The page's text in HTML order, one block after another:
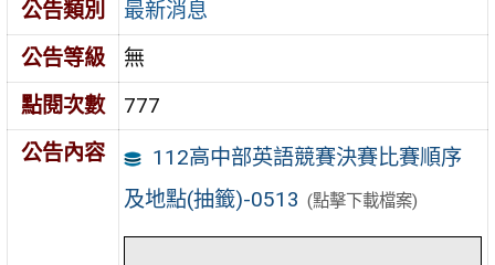
公告類別
最新消息
公告等級
無
點閱次數
777
公告內容
112高中部英語競賽決賽比賽順序
及地點(抽籤)-0513 (點擊下載檔案)